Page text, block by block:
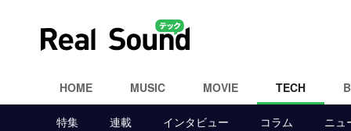
HOME MUSIC MOVIE TECH
特集 連載 インタビュー コラム ニュ